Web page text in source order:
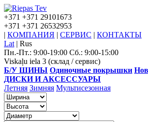
+371 +371 29101673
+371 +371 26532953
| КОМПАНИЯ | СЕРВИС | КОНТАКТЫ
Lat | Rus
Пн.-Пт.: 9:00-19:00 Сб.: 9:00-15:00
Viskaļu iela 3 (склад / сервис)
Б/У ШИНЫ Одиночные покрышки
ДИСКИ И АКСЕССУАРЫ
Летняя Зимняя Мультисезонная